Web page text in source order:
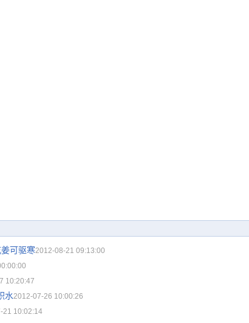
可驱寒2012-08-21 09:13:00
10:20:47
水2012-07-26 10:00:26
21 10:02:14